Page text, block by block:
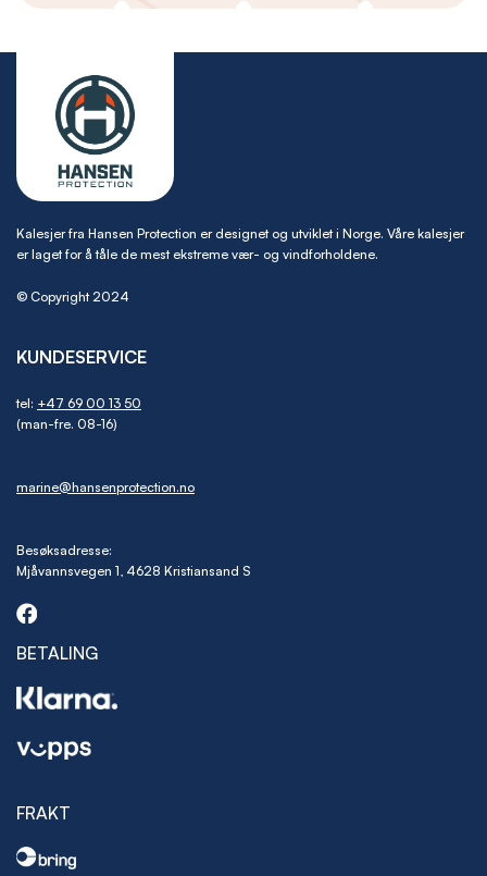
Kalesjer fra Hansen Protection er designet og utviklet i Norge. Våre kalesjer
er laget for å tåle de mest ekstreme vær- og vindforholdene.
© Copyright 2024
KUNDESERVICE
tel: +47 69 00 13 50
(man-fre. 08-16)
marine@hansenprotection.no
Besøksadresse:
Mjåvannsvegen 1, 4628 Kristiansand S
BETALING
FRAKT